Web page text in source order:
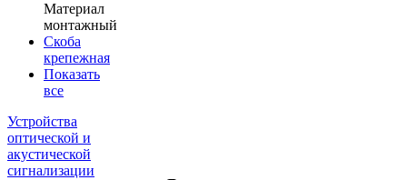
Материал
монтажный
Скоба
крепежная
Показать
все
Устройства
оптической и
акустической
сигнализации